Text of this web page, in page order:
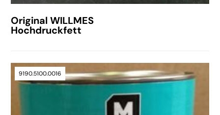
Original WILLMES
Hochdruckfett
9190.5100.0016